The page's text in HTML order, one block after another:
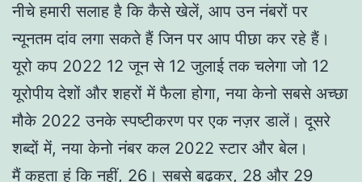
नीचे हमारी सलाह है कि कैसे खेलें, आप उन नंबरों पर
न्यूनतम दांव लगा सकते हैं जिन पर आप पीछा कर रहे हैं।
यूरो कप 2022 12 जून से 12 जुलाई तक चलेगा जो 12
यूरोपीय देशों और शहरों में फैला होगा, नया केनो सबसे अच्छा
मौके 2022 उनके स्पष्टीकरण पर एक नज़र डालें। दूसरे
शब्दों में, नया केनो नंबर कल 2022 स्टार और बेल।
मैं कहता हूं कि नहीं, 26। सबसे बढ़कर, 28 और 29